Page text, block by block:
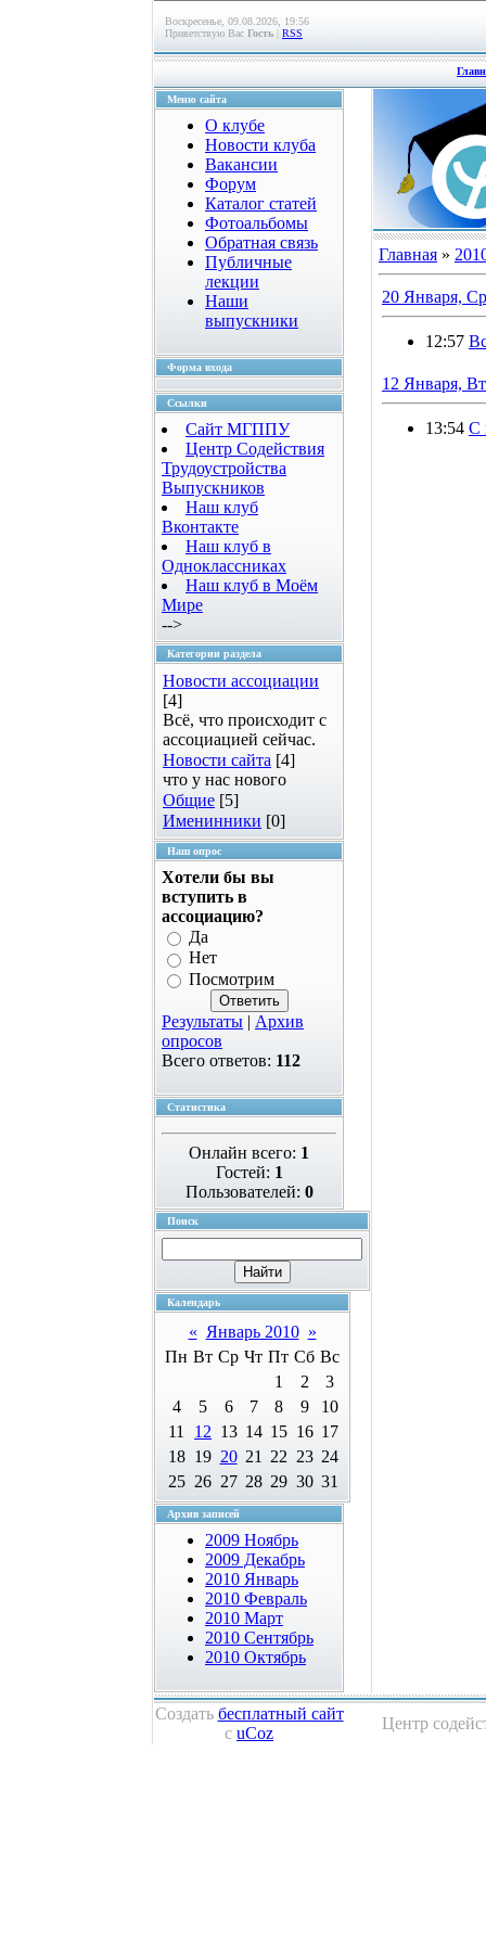
Воскресенье, 09.08.2026, 19:56
Приветствую Вас Гость | RSS
Меню сайта
О клубе
Новости клуба
Вакансии
Форум
Каталог статей
Фотоальбомы
Обратная связь
Публичные
лекции
Наши
выпускники
Форма входа
Ссылки
Сайт МГППУ
Центр Содействия
Трудоустройства
Выпускников
Наш клуб
Вконтакте
Наш клуб в
Одноклассниках
Наш клуб в Моём
Мире
-->
Категории раздела
Новости ассоциации
[4]
Всё, что происходит с
ассоциацией сейчас.
Новости сайта [4]
что у нас нового
Общие [5]
Именинники [0]
Наш опрос
Хотели бы вы
вступить в
ассоциацию?
Да
Нет
Посмотрим
Результаты | Архив
опросов
Всего ответов: 112
Статистика
Онлайн всего: 1
Гостей: 1
Пользователей: 0
Поиск
Календарь
« Январь 2010 »
Пн Вт Ср Чт Пт Сб Вс
1
2
3
4
5 6 7 8 9
10
11
12 13 14 15 16 17
18 19 20 21 22 23 24
25 26 27 28 29 30 31
Архив записей
2009 Ноябрь
2009 Декабрь
2010 Январь
2010 Февраль
2010 Март
2010 Сентябрь
2010 Октябрь
Главная »
20 Января,
12:57
12 Января,
13:54 C
Создать бесплатный сайт
с uCoz
Центр